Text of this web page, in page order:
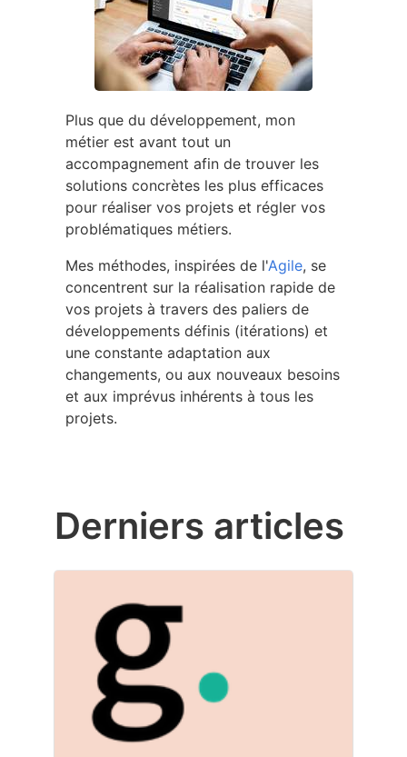
Plus que du développement, mon
métier est avant tout un
accompagnement afin de trouver les
solutions concrètes les plus efficaces
pour réaliser vos projets et régler vos
problématiques métiers.
Mes méthodes, inspirées de l'Agile, se
concentrent sur la réalisation rapide de
vos projets à travers des paliers de
développements définis (itérations) et
une constante adaptation aux
changements, ou aux nouveaux besoins
et aux imprévus inhérents à tous les
projets.
Derniers articles